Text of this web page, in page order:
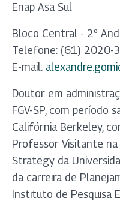
Enap Asa Sul
Bloco Central - 2º
Telefone: (61) 2020-
E-mail:
Doutor em
FGV-SP, com período
Califórnia Berkeley,
Professor Visitante
Strategy da
da carreira de
Instituto de Pesquisa